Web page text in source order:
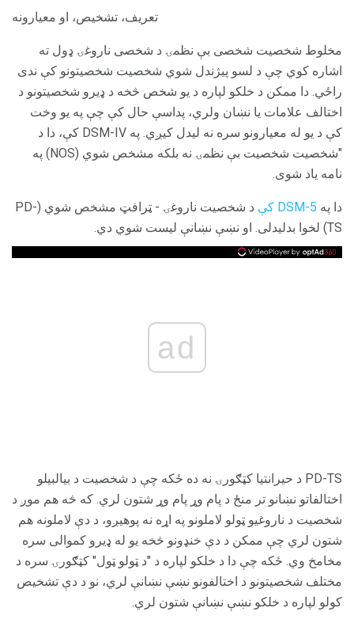
تعریف، تشخیص، او معیارونه
مخلوط شخصیت شخصی بې نظمۍ د شخصی ناروغۍ ډول ته
اشاره کوي چې د لسو پیژندل شوي شخصیت شخصیتونو کې ندی
راځي. دا ممکن د خلکو لپاره د یو شخص څخه د ډیرو شخصیتونو د
اختالف علامات یا نښان ولري، پداسې حال کې چې په یو وخت
کې د یو له معیارونو سره نه لیدل کیږي. په DSM-IV کې، دا د
"شخصیت شخصیت بې نظمۍ نه بلکه مشخص شوي (NOS) په
نامه یاد شوی.
دا په DSM-5 کې
د شخصیت ناروغۍ - ټرافټ مشخص شوي (PD-
TS) لخوا بدلیدلی. او نښې نښانې لیست شوي دي.
ad
PD-TS د حیرانتیا کټګورۍ نه ده ځکه چې د شخصیت د بیالبیلو
اختالفاتو نښانو تر منځ د پام وړ پام وړ شتون لري. که څه هم موږ د
شخصیت د ناروغیو ټولو لاملونو په اړه نه پوهیږو، د دې لاملونه هم
شتون لري چې ممکن د دې خنډونو څخه یو له ډیرو کموالی سره
مخامخ وي. ځکه چې دا د خلکو لپاره د "د ټولو ټول" کټګورۍ سره د
مختلف شخصیتونو د اختالفونو نښې نښانې لري، نو د دې تشخیص
کولو لپاره د خلکو نښې نښانې شتون لري.